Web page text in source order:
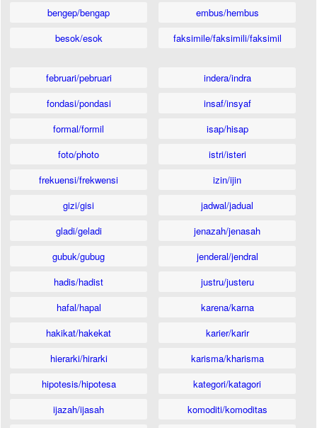
bengep/bengap
besok/esok
embus/hembus
faksimile/faksimili/faksimil
februari/pebruari
fondasi/pondasi
formal/formil
foto/photo
frekuensi/frekwensi
gizi/gisi
gladi/geladi
gubuk/gubug
hadis/hadist
hafal/hapal
hakikat/hakekat
hierarki/hirarki
hipotesis/hipotesa
ijazah/ijasah
indera/indra
insaf/insyaf
isap/hisap
istri/isteri
izin/ijin
jadwal/jadual
jenazah/jenasah
jenderal/jendral
justru/justeru
karena/karna
karier/karir
karisma/kharisma
kategori/katagori
komoditi/komoditas